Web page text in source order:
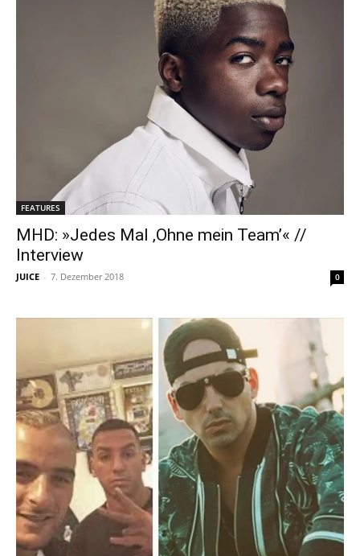
FEATURES
MHD: »Jedes Mal ‚Ohne mein Team’« //
Interview
JUICE - 7. Dezember 2018 0